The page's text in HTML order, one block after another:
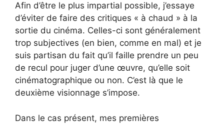
Afin d’être le plus impartial possible, j’essaye
d’éviter de faire des critiques « à chaud » à la
sortie du cinéma. Celles-ci sont généralement
trop subjectives (en bien, comme en mal) et je
suis partisan du fait qu’il faille prendre un peu
de recul pour juger d’une œuvre, qu’elle soit
cinématographique ou non. C’est là que le
deuxième visionnage s’impose.
Dans le cas présent, mes premières